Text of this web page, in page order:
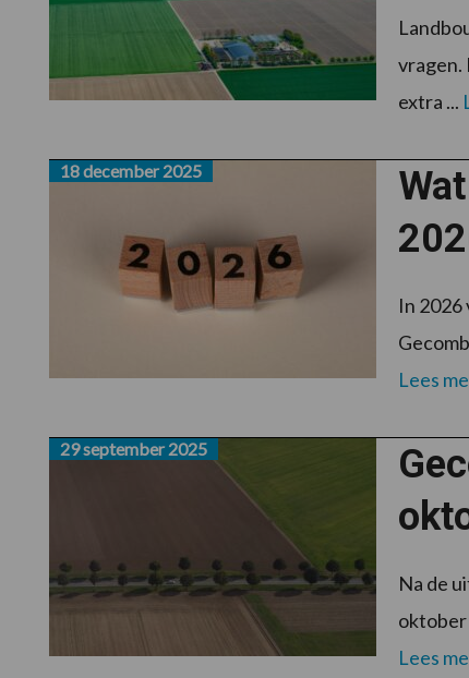
vragen.
extra ...
18 december 2025
In
Lees
29 september 2025
Na de
oktober
Lees